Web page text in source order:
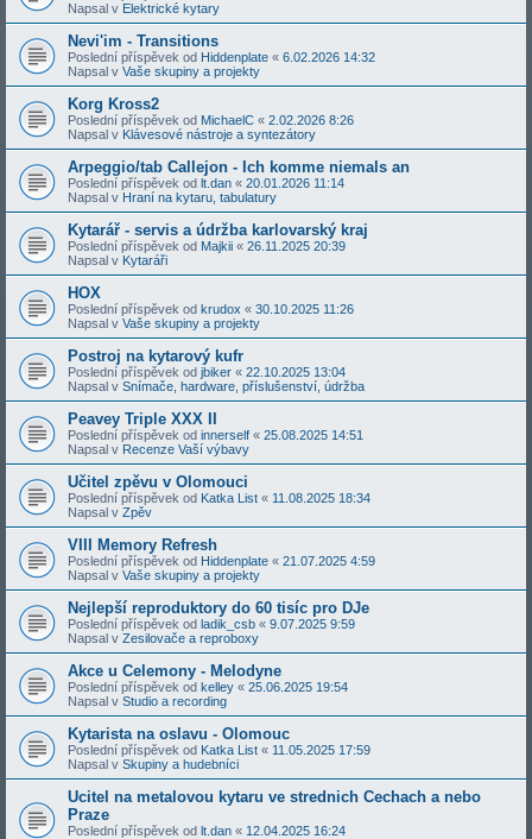
Napsal v Elektrické kytary
Nevi'im - Transitions
Poslední příspěvek od Hiddenplate « 6.02.2026 14:32
Napsal v Vaše skupiny a projekty
Korg Kross2
Poslední příspěvek od MichaelC « 2.02.2026 8:26
Napsal v Klávesové nástroje a syntezátory
Arpeggio/tab Callejon - Ich komme niemals an
Poslední příspěvek od lt.dan « 20.01.2026 11:14
Napsal v Hraní na kytaru, tabulatury
Kytarář - servis a údržba karlovarský kraj
Poslední příspěvek od Majkii « 26.11.2025 20:39
Napsal v Kytaráři
HOX
Poslední příspěvek od krudox « 30.10.2025 11:26
Napsal v Vaše skupiny a projekty
Postroj na kytarový kufr
Poslední příspěvek od jbiker « 22.10.2025 13:04
Napsal v Snímače, hardware, příslušenství, údržba
Peavey Triple XXX II
Poslední příspěvek od innerself « 25.08.2025 14:51
Napsal v Recenze Vaší výbavy
Učitel zpěvu v Olomouci
Poslední příspěvek od Katka List « 11.08.2025 18:34
Napsal v Zpěv
VIII Memory Refresh
Poslední příspěvek od Hiddenplate « 21.07.2025 4:59
Napsal v Vaše skupiny a projekty
Nejlepší reproduktory do 60 tisíc pro DJe
Poslední příspěvek od ladik_csb « 9.07.2025 9:59
Napsal v Zesilovače a reproboxy
Akce u Celemony - Melodyne
Poslední příspěvek od kelley « 25.06.2025 19:54
Napsal v Studio a recording
Kytarista na oslavu - Olomouc
Poslední příspěvek od Katka List « 11.05.2025 17:59
Napsal v Skupiny a hudebníci
Ucitel na metalovou kytaru ve strednich Cechach a nebo
Praze
Poslední příspěvek od lt.dan « 12.04.2025 16:24